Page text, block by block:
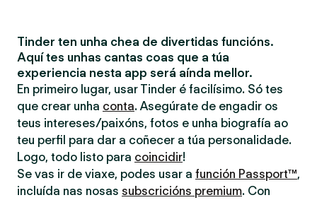
Tinder ten unha chea de divertidas funcións.
Aquí tes unhas cantas coas que a túa
experiencia nesta app será aínda mellor.
En primeiro lugar, usar Tinder é facilísimo. Só tes
que crear unha conta. Asegúrate de engadir os
teus intereses/paixóns, fotos e unha biografía ao
teu perfil para dar a coñecer a túa personalidade.
Logo, todo listo para coincidir!
Se vas ir de viaxe, podes usar a función Passport™,
incluída nas nosas subscricións premium. Con